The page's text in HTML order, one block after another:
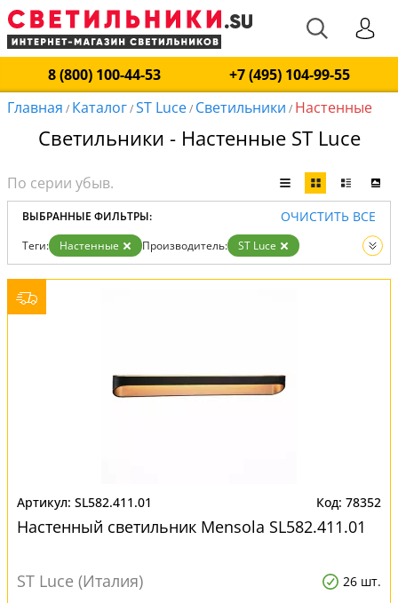
8 (800) 100-44-53
+7 (495) 104-99-55
Главная / Каталог/ST Luce/ Светильники / Настенные
Светильники - Настенные ST Luce
ВЫБРАННЫЕ ФИЛЬТРЫ: ОЧИСТИТЬ ВСЕ
Теги: Настенные Производитель:
ST Luce
Вид:
Светильники
SL582.411.01 78352
Настенный светильник Mensola SL582.411.01
ST Luce (Италия) 26 шт.